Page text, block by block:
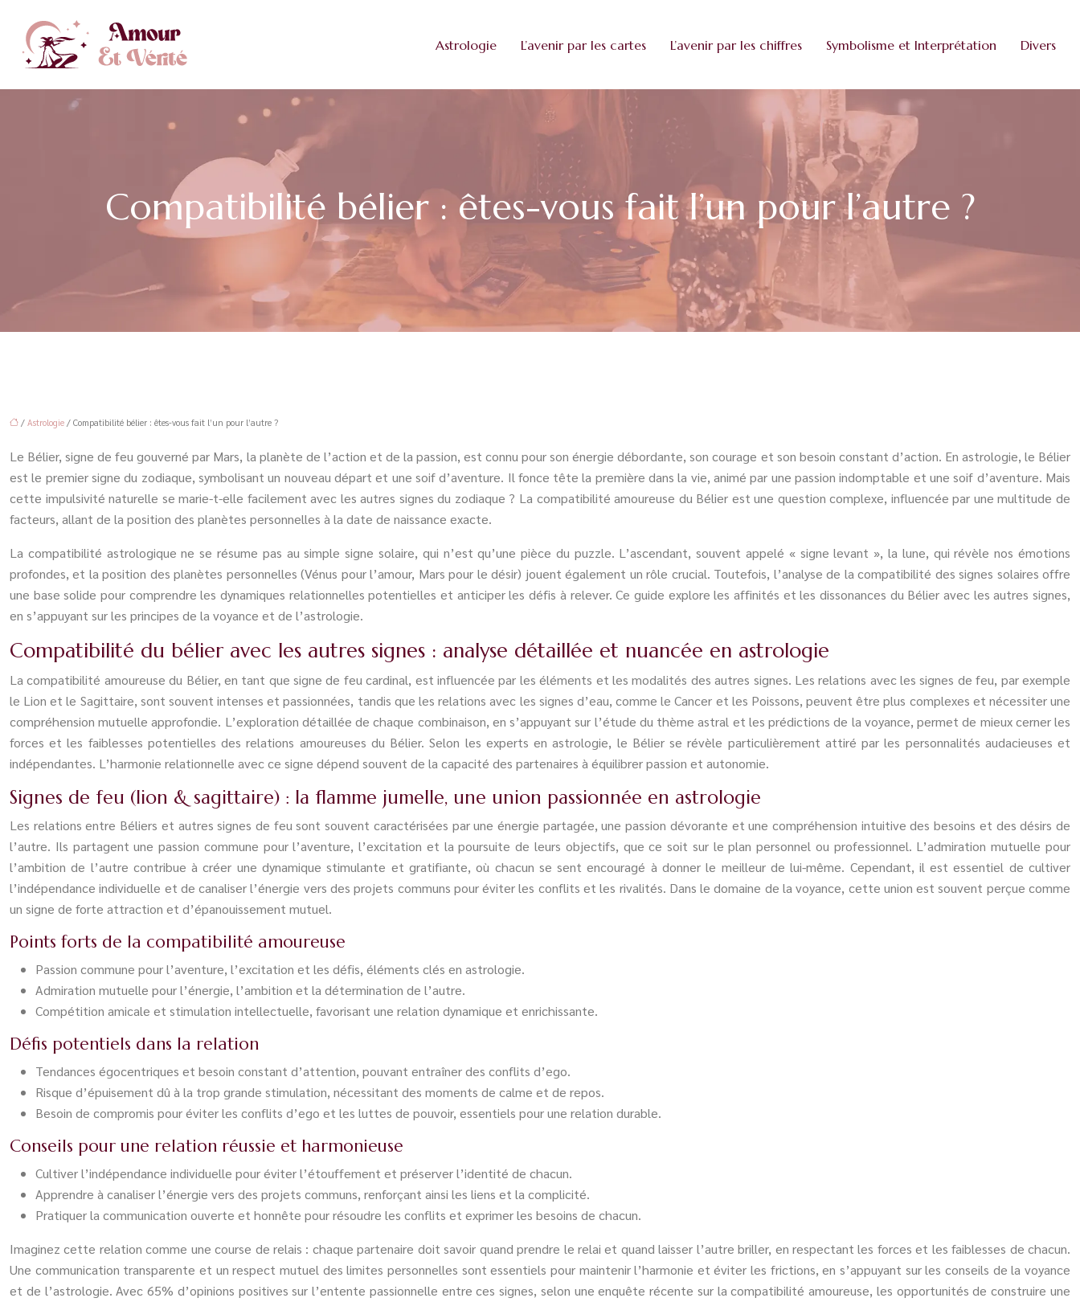
Astrologie L’avenir par les cartes L’avenir par les chiffres Symbolisme et Interprétation Divers
Compatibilité bélier : êtes-vous fait l’un pour l’autre ?
/ Astrologie / Compatibilité bélier : êtes-vous fait l’un pour l’autre ?
Le Bélier, signe de feu gouverné par Mars, la planète de l’action et de la passion, est connu pour son énergie débordante, son courage et son besoin constant d’action. En astrologie, le Bélier
est le premier signe du zodiaque, symbolisant un nouveau départ et une soif d’aventure. Il fonce tête la première dans la vie, animé par une passion indomptable et une soif d’aventure. Mais
cette impulsivité naturelle se marie-t-elle facilement avec les autres signes du zodiaque ? La compatibilité amoureuse du Bélier est une question complexe, influencée par une multitude de
facteurs, allant de la position des planètes personnelles à la date de naissance exacte.
La compatibilité astrologique ne se résume pas au simple signe solaire, qui n’est qu’une pièce du puzzle. L’ascendant, souvent appelé « signe levant », la lune, qui révèle nos émotions
profondes, et la position des planètes personnelles (Vénus pour l’amour, Mars pour le désir) jouent également un rôle crucial. Toutefois, l’analyse de la compatibilité des signes solaires offre
une base solide pour comprendre les dynamiques relationnelles potentielles et anticiper les défis à relever. Ce guide explore les affinités et les dissonances du Bélier avec les autres signes,
en s’appuyant sur les principes de la voyance et de l’astrologie.
Compatibilité du bélier avec les autres signes : analyse détaillée et nuancée en astrologie
La compatibilité amoureuse du Bélier, en tant que signe de feu cardinal, est influencée par les éléments et les modalités des autres signes. Les relations avec les signes de feu, par exemple
le Lion et le Sagittaire, sont souvent intenses et passionnées, tandis que les relations avec les signes d’eau, comme le Cancer et les Poissons, peuvent être plus complexes et nécessiter une
compréhension mutuelle approfondie. L’exploration détaillée de chaque combinaison, en s’appuyant sur l’étude du thème astral et les prédictions de la voyance, permet de mieux cerner les
forces et les faiblesses potentielles des relations amoureuses du Bélier. Selon les experts en astrologie, le Bélier se révèle particulièrement attiré par les personnalités audacieuses et
indépendantes. L’harmonie relationnelle avec ce signe dépend souvent de la capacité des partenaires à équilibrer passion et autonomie.
Signes de feu (lion & sagittaire) : la flamme jumelle, une union passionnée en astrologie
Les relations entre Béliers et autres signes de feu sont souvent caractérisées par une énergie partagée, une passion dévorante et une compréhension intuitive des besoins et des désirs de
l’autre. Ils partagent une passion commune pour l’aventure, l’excitation et la poursuite de leurs objectifs, que ce soit sur le plan personnel ou professionnel. L’admiration mutuelle pour
l’ambition de l’autre contribue à créer une dynamique stimulante et gratifiante, où chacun se sent encouragé à donner le meilleur de lui-même. Cependant, il est essentiel de cultiver
l’indépendance individuelle et de canaliser l’énergie vers des projets communs pour éviter les conflits et les rivalités. Dans le domaine de la voyance, cette union est souvent perçue comme
un signe de forte attraction et d’épanouissement mutuel.
Points forts de la compatibilité amoureuse
Passion commune pour l’aventure, l’excitation et les défis, éléments clés en astrologie.
Admiration mutuelle pour l’énergie, l’ambition et la détermination de l’autre.
Compétition amicale et stimulation intellectuelle, favorisant une relation dynamique et enrichissante.
Défis potentiels dans la relation
Tendances égocentriques et besoin constant d’attention, pouvant entraîner des conflits d’ego.
Risque d’épuisement dû à la trop grande stimulation, nécessitant des moments de calme et de repos.
Besoin de compromis pour éviter les conflits d’ego et les luttes de pouvoir, essentiels pour une relation durable.
Conseils pour une relation réussie et harmonieuse
Cultiver l’indépendance individuelle pour éviter l’étouffement et préserver l’identité de chacun.
Apprendre à canaliser l’énergie vers des projets communs, renforçant ainsi les liens et la complicité.
Pratiquer la communication ouverte et honnête pour résoudre les conflits et exprimer les besoins de chacun.
Imaginez cette relation comme une course de relais : chaque partenaire doit savoir quand prendre le relai et quand laisser l’autre briller, en respectant les forces et les faiblesses de chacun.
Une communication transparente et un respect mutuel des limites personnelles sont essentiels pour maintenir l’harmonie et éviter les frictions, en s’appuyant sur les conseils de la voyance
et de l’astrologie. Avec 65% d’opinions positives sur l’entente passionnelle entre ces signes, selon une enquête récente sur la compatibilité amoureuse, les opportunités de construire une